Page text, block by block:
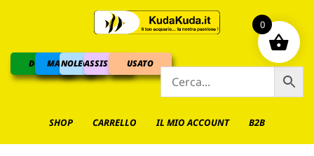
DOLCEMARINO
NOLEGGIOASSISTENZAUSATO
SHOP CARRELLO IL MIO ACCOUNT B2B
0